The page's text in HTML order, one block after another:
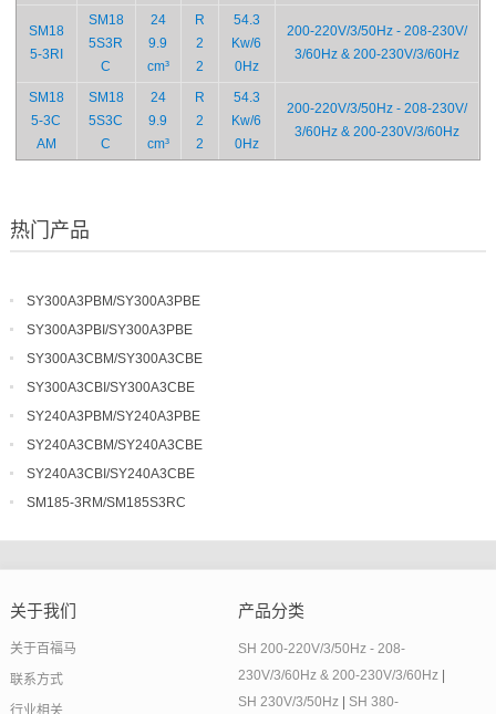
SM18
5-3RI
SM18
5S3R
C
24
9.9
cm³
R
2
2
54.3
Kw/6
0Hz
200-220V/3/50Hz - 208-230V/
3/60Hz & 200-230V/3/60Hz
SM18
5-3C
AM
SM18
5S3C
C
24
9.9
cm³
R
2
2
54.3
Kw/6
0Hz
200-220V/3/50Hz - 208-230V/
3/60Hz & 200-230V/3/60Hz
热门产品
SY300A3PBM/SY300A3PBE
SY300A3PBI/SY300A3PBE
SY300A3CBM/SY300A3CBE
SY300A3CBI/SY300A3CBE
SY240A3PBM/SY240A3PBE
SY240A3CBM/SY240A3CBE
SY240A3CBI/SY240A3CBE
SM185-3RM/SM185S3RC
关于我们
关于百福马
联系方式
产品分类
SH 200-220V/3/50Hz - 208-
230V/3/60Hz & 200-230V/3/60Hz
SH 230V/3/50Hz
SH 380-